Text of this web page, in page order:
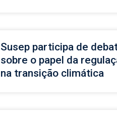
Susep participa de
sobre o papel da
na transição climática